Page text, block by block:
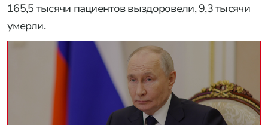
165,5 тысячи пациентов выздоровели, 9,3 тысячи
умерли.